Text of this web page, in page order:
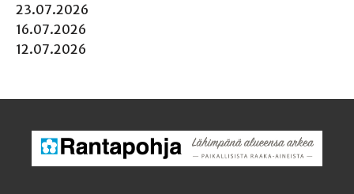
23.07.2026
16.07.2026
12.07.2026